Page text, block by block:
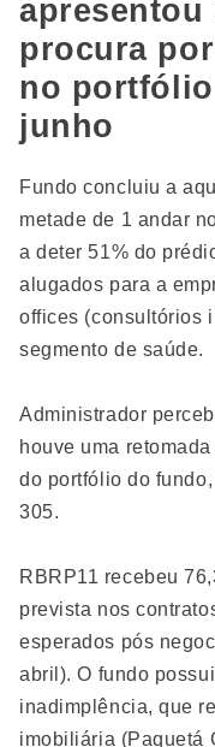
apresentou
procura
no portfólio
junho
Fundo concluiu a
metade de 1 andar
a deter 51% do
alugados para a
offices (consultórios
segmento de saúde.
Administrador
houve uma
do portfólio do
305.
RBRP11 recebeu
prevista nos
esperados pós
abril). O fundo
inadimplência, que
imobiliária (Paquetá